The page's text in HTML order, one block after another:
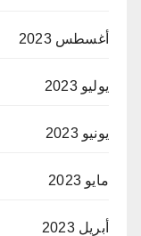
أغسطس 2023
يوليو 2023
يونيو 2023
مايو 2023
أبريل 2023